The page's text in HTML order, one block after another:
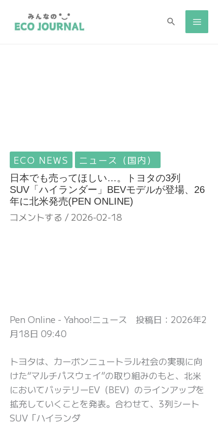
検
ECO NEWS ニュース（国内）
日本でも売ってほしい…。トヨタの3列
SUV「ハイランダー」BEVモデルが登場、26
年に北米発売(PEN ONLINE)
コメントする / 2026-02-18
Pen Online - Yahoo!ニュース 投稿日： 2026年2
月18日 09:40
トヨタは、カーボンニュートラル社会の実現に向
けた“マルチパスウェイ”の取り組みのもと、北米
においてバッテリーEV（BEV）のラインアップを
拡充していくことを発表。合わせて、3列シート
SUV「ハイランダ
索